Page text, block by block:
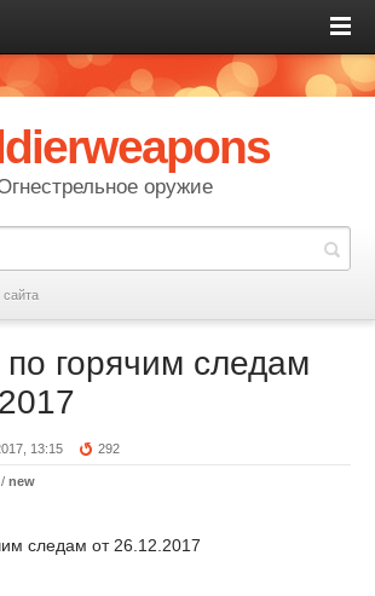
оружие
горячим следам
13:15 292
/ new
следам от 26.12.2017